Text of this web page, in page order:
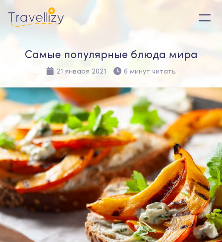
Самые популярные блюда мира
21 января 2021 6 минут читать